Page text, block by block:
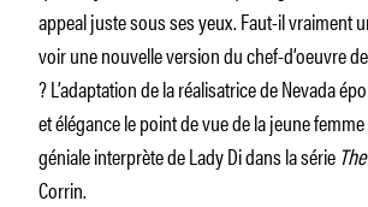
appeal juste sous ses yeux. Faut-il vraiment
voir une nouvelle version du chef-d’oeuvre
? L’adaptation de la réalisatrice de Nevada
et élégance le point de vue de la jeune
géniale interprète de Lady Di dans la série
Corrin.